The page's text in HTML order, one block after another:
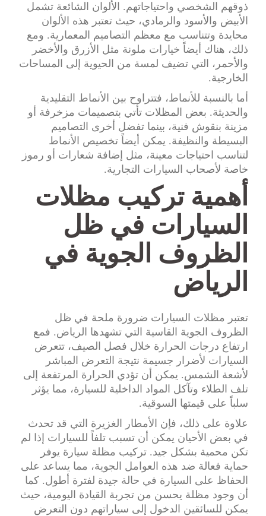
ذوقهم الشخصي واحتياجاتهم. الألوان الشائعة تشمل
الأبيض والأسود والرمادي، حيث تعتبر هذه الألوان
محايدة وتتناسب مع معظم التصاميم المعمارية. ومع
ذلك، هناك أيضاً خيارات ملونة مثل الأزرق والأخضر
والأحمر، التي تضيف لمسة من الحيوية إلى المساحات
الخارجية.
أما بالنسبة للأنماط، فتتراوح بين الأنماط التقليدية
والحديثة. بعض المظلات تأتي بتصميمات مزخرفة أو
مزينة بنقوش فنية، بينما تفضل أخرى التصاميم
البسيطة والنظيفة. يمكن أيضاً تخصيص الأنماط
لتناسب احتياجات معينة، مثل إضافة شعارات أو رموز
خاصة لأصحاب السيارات التجارية.
أهمية تركيب مظلات
السيارات في ظل
الظروف الجوية في
الرياض
تعتبر مظلات السيارات ضرورة ملحة في ظل
الظروف الجوية القاسية التي تشهدها الرياض. فمع
ارتفاع درجات الحرارة خلال فصل الصيف، تتعرض
السيارات لأضرار جسيمة نتيجة التعرض المباشر
لأشعة الشمس. يمكن أن تؤدي الحرارة المرتفعة إلى
تلف الطلاء وتآكل المواد الداخلية للسيارة، مما يؤثر
سلباً على قيمتها السوقية.
علاوة على ذلك، فإن الأمطار الغزيرة التي قد تحدث
في بعض الأحيان يمكن أن تسبب تلفاً للسيارات إذا لم
تكن محمية بشكل جيد. تركيب مظلة سيارة يوفر
حماية فعالة ضد هذه العوامل الجوية، مما يساعد على
الحفاظ على السيارة في حالة جيدة لفترة أطول. كما
أن وجود مظلة يحسن من تجربة القيادة اليومية، حيث
يمكن للسائقين الدخول إلى سياراتهم دون التعرض